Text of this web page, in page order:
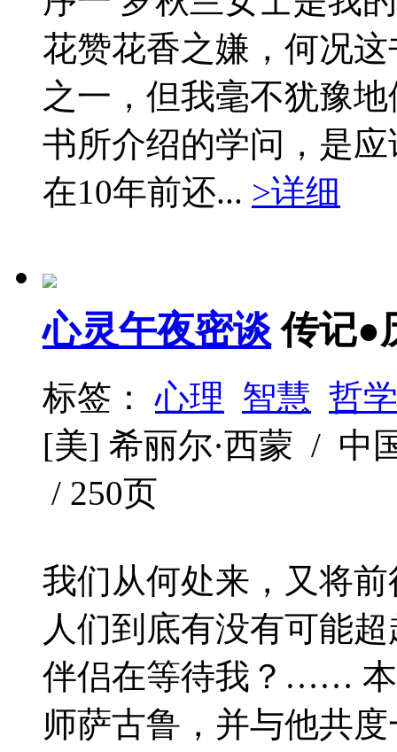
花赞花香之嫌，何况
之一，但我毫不犹豫
书所介绍的学问，是
在10年前还... >详细
心灵午夜密谈 传记●
标签：心理 智慧 哲学
[美] 希丽尔·西蒙 / 中
/ 250页
我们从何处来，又将
人们到底有没有可能
伴侣在等待我？…… 本
师萨古鲁，并与他共